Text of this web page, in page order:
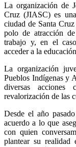
La organización de
Cruz (JIASC) es
ciudad de Santa
polo de atracción
trabajo y, en el
acceder a la
La organización
Pueblos Indígenas y
diversas
revalorización de las
Desde el año
acuerdo a lo que
con quien
plantear su realidad